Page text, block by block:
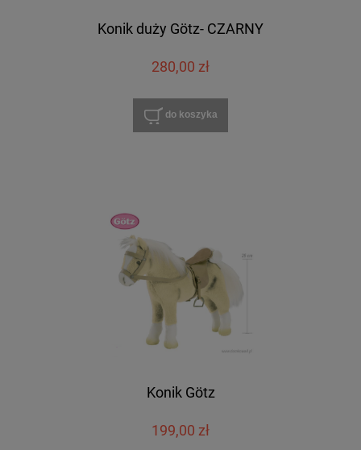
Konik duży Götz- CZARNY
280,00 zł
do koszyka
Konik Götz
199,00 zł